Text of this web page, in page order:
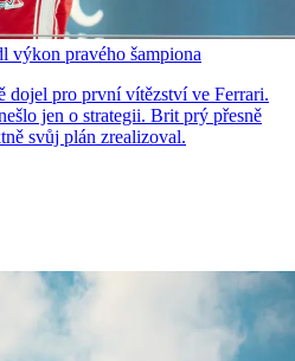
výkon pravého šampiona
dojel pro první vítězství ve Ferrari.
jen o strategii. Brit prý přesně
svůj plán zrealizoval.